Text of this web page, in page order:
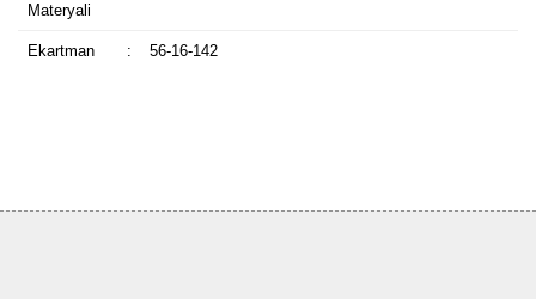
Materyali
Ekartman : 56-16-142